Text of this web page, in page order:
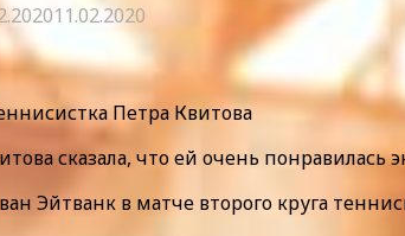
11.02.2020
Петра Квитова
сказала, что ей очень
Эйтванк в матче второго круга